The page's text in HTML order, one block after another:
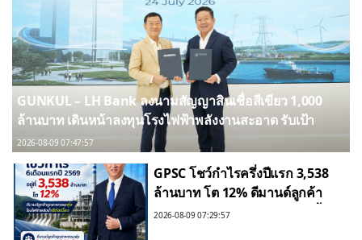
GUNKUL – LH Bank ลงนามสัญญาสินเชื่อสีเขียว 1,000
ล้านบาท เดินหน้าลงทุนโรงไฟฟ้าพลังงานสะอาด รับเป้า
หมาย Carbon Neutrality และ Net Zero Emissions ของ
2026-08-09 07:47:57
GPSC โชว์กำไรครึ่งปีแรก 3,538
ล้านบาท โต 12% ดีมานด์ลูกค้า
อุตสาหกรรมพุ่งโรงไฟฟ้าพลังน้ำดี
2026-08-09 07:29:57